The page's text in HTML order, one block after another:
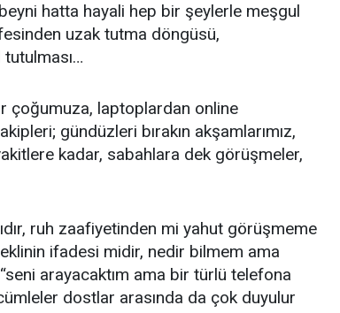
hatta hayali hep bir şeylerle meşgul
uzak tutma döngüsü,
çoğumuza, laptoplardan online
gündüzleri bırakın akşamlarımız,
kadar, sabahlara dek görüşmeler,
ruh zaafiyetinden mi yahut görüşmeme
ifadesi midir, nedir bilmem ama
arayacaktım ama bir türlü telefona
dostlar arasında da çok duyulur